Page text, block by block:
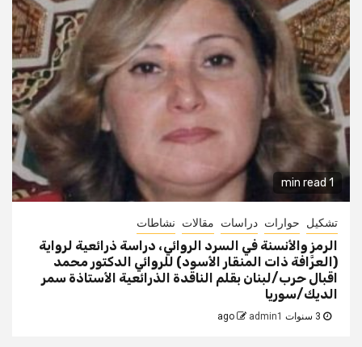
1 min read
تشكيل حوارات دراسات مقالات نشاطات
الرمز والأنسنة في السرد الروائي، دراسة ذرائعية لرواية
(العرَّافة ذات المنقار الأسود) للروائي الدكتور محمد
اقبال حرب/لبنان بقلم الناقدة الذرائعية الأستاذة سمر
الديك/سوريا
admin1